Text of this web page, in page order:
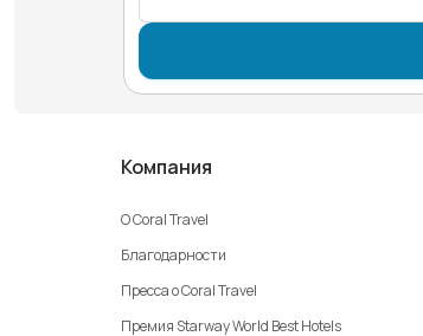
Компания
О Coral Travel
Благодарности
Пресса о Coral Travel
Премия Starway World Best Hotels